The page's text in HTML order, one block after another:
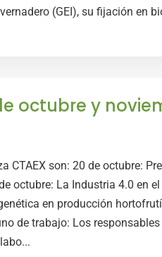
(GEI), su fijación en
octubre y
CTAEX son: 20 de octubre:
octubre: La Industria 4.0 en
en producción
de trabajo: Los